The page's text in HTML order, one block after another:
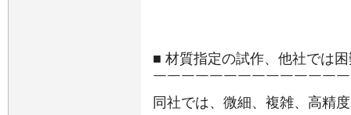
■ 材質指定の試作、他社では
￣￣￣￣￣￣￣￣￣￣￣￣￣
同社では、微細、複雑、高精